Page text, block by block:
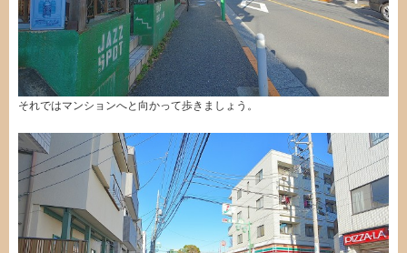
それではマンションへと向かって歩きましょう。